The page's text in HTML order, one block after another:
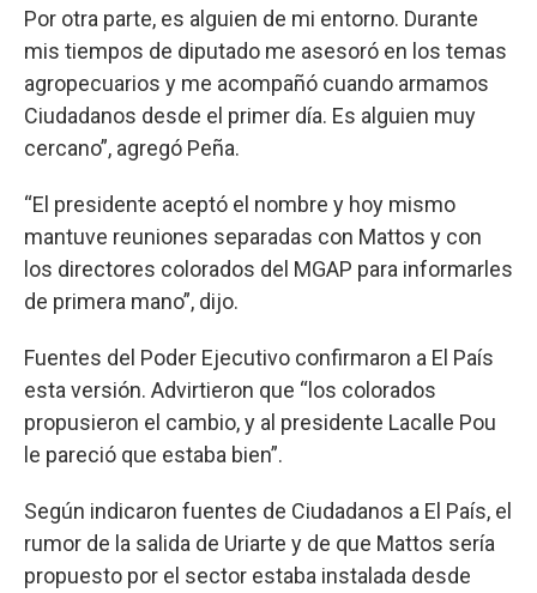
Por otra parte, es alguien de mi entorno. Durante
mis tiempos de diputado me asesoró en los temas
agropecuarios y me acompañó cuando armamos
Ciudadanos desde el primer día. Es alguien muy
cercano”, agregó Peña.
“El presidente aceptó el nombre y hoy mismo
mantuve reuniones separadas con Mattos y con
los directores colorados del MGAP para informarles
de primera mano”, dijo.
Fuentes del Poder Ejecutivo confirmaron a El País
esta versión. Advirtieron que “los colorados
propusieron el cambio, y al presidente Lacalle Pou
le pareció que estaba bien”.
Según indicaron fuentes de Ciudadanos a El País, el
rumor de la salida de Uriarte y de que Mattos sería
propuesto por el sector estaba instalada desde